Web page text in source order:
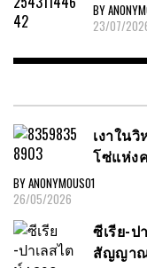
BY
23/07/
เงาใน
โซ่แห่ง
BY ANONYMOUS01
26/05/2026
ซีเรีย​-
สัญญาณ​